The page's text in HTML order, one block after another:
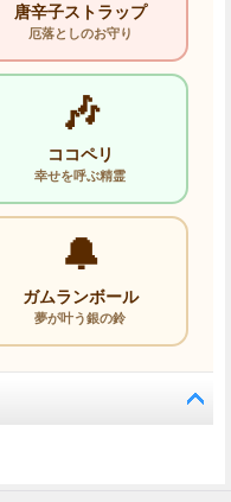
唐辛子ストラップ
厄落としのお守り
🎶
ココペリ
幸せを呼ぶ精霊
🔔
ガムランボール
夢が叶う銀の鈴